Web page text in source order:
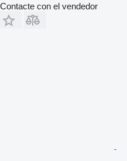
Contacte con el vendedor